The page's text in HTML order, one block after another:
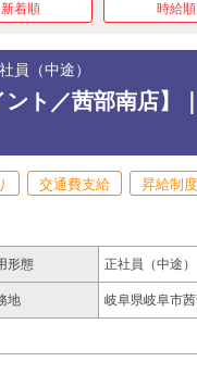
新着順 時給順
員（中途）
ト／茜部南店】
交通費支給 昇給制
形態 正社員（中途）
地 岐阜県岐阜市